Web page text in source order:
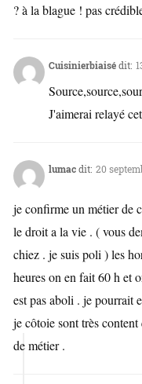
? à la blague ! pas
Cuisinierbiaisédit:
J'aimerai relayé
lumacdit: 20
je confirme un métier de
le droit a la vie . ( vous
chiez . je suis poli ) les
heures on en fait 60 h et
est pas aboli . je pourrait
je côtoie sont très content
de métier .